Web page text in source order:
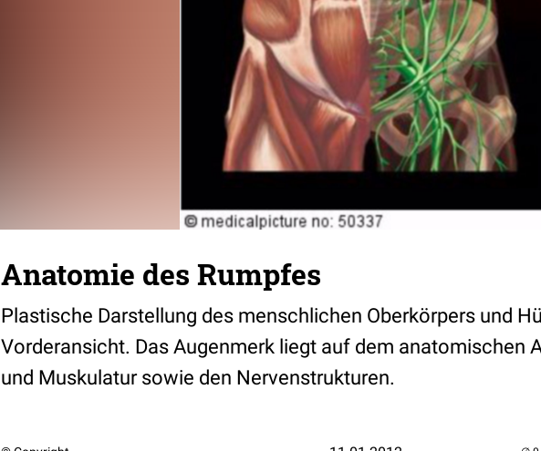
Anatomie des Rumpfes
Plastische Darstellung des menschlichen Oberkörpers und
Vorderansicht. Das Augenmerk liegt auf dem anatomischen
und Muskulatur sowie den Nervenstrukturen.